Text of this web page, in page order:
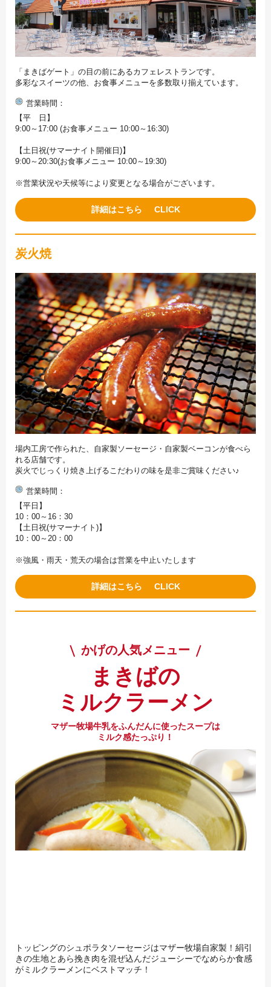
「まきばゲート」の目の前にあるカフェレストランです。
多彩なスイーツの他、お食事メニューを多数取り揃えています。
営業時間
【平 日】
9:00～17:00 (お食事メニュー 10:00～16:30)
【土日祝(サマーナイト開催日)】
9:00～20:30(お食事メニュー 10:00～19:30)
※営業状況や天候等により変更となる場合がございます。
詳細はこちら
炭火焼
場内工房で作られた、自家製ソーセージ・自家製ベーコンが食べら
れる店舗です。
炭火でじっくり焼き上げるこだわりの味を是非ご賞味ください♪
営業時間
【平日】
10：00～16：30
【土日祝(サマーナイト)】
10：00～20：00
※強風・雨天・荒天の場合は営業を中止いたします
詳細はこちら
かげの人気メニュー
まきばの
ミルクラーメン
マザー牧場牛乳をふんだんに使ったスープは
ミルク感たっぷり！
トッピングのシュポラタソーセージはマザー牧場自家製！絹引
きの生地とあら挽き肉を混ぜ込んだジューシーでなめらか食感
がミルクラーメンにベストマッチ！